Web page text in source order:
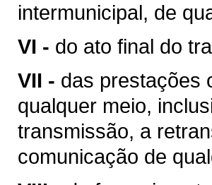
intermunicipal, de
VI - do ato final do
VII - das prestações
qualquer meio,
transmissão, a
comunicação de